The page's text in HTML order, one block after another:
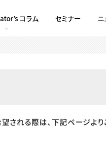
コラム セミナー ニ
される際は、下記ページよ